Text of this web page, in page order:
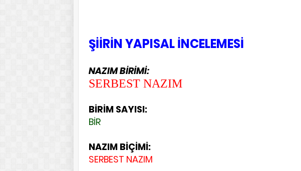
ŞİİRİN YAPISAL İNCELEMESİ
NAZIM BİRİMİ:
SERBEST NAZIM
BİRİM SAYISI:
BİR
NAZIM BİÇİMİ:
SERBEST NAZIM